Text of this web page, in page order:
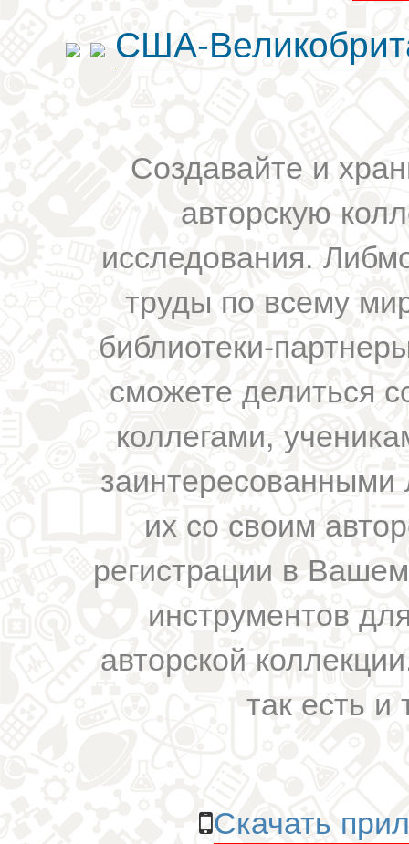
США-
Создавайте и
авторскую
исследования.
труды по всему
библиотеки-
сможете делиться
коллегами,
их со своим
регистрации в
инструментов
авторской
так есть и
Скачать